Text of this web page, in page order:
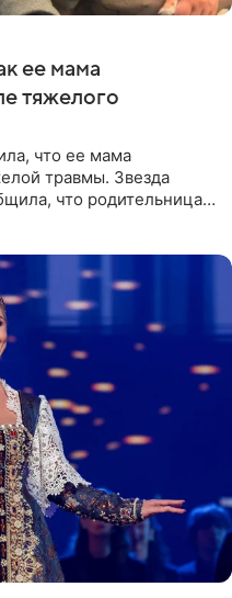
ее мама
тяжелого
что ее мама
травмы. Звезда
что родительница